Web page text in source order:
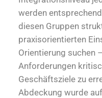
werden
diesen Gruppen
praxisorientierten
Orientierung suchen
Anforderungen
Geschäftsziele zu
Abdeckung wurde